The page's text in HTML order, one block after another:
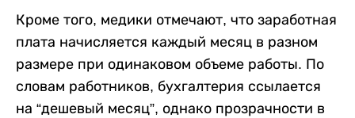
Кроме того, медики отмечают, что заработная
плата начисляется каждый месяц в разном
размере при одинаковом объеме работы. По
словам работников, бухгалтерия ссылается
на “дешевый месяц”, однако прозрачности в